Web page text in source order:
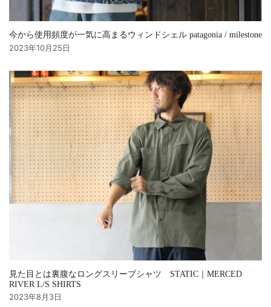
今から使用頻度が一気に高まるウィンドシェル patagonia / milestone
2023年10月25日
見た目とは裏腹なロングスリーブシャツ STATIC｜MERCED
RIVER L/S SHIRTS
2023年8月3日